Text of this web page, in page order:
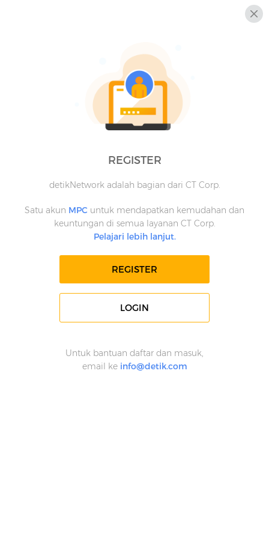
REGISTER
detikNetwork adalah bagian dari CT Corp.
Satu akun MPC untuk mendapatkan kemudahan dan
keuntungan di semua layanan CT Corp.
Pelajari lebih lanjut.
REGISTER
LOGIN
Untuk bantuan daftar dan masuk,
email ke info@detik.com